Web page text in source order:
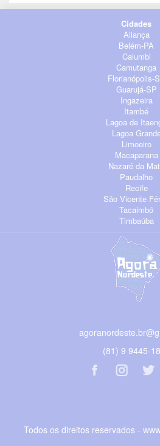
Cidades
Aliança
Belém-PA
Calumbi
Camutanga
Florianópolis-
Guarujá-SP
Ingazeira
Itambé
Lagoa de
Lagoa
Limoeiro
Macaparana
Nazaré da
Paudalho
Recife
São Vicente
Tacaimbó
Timbaúba
(81) 9 9445-
Todos os direitos reservados -